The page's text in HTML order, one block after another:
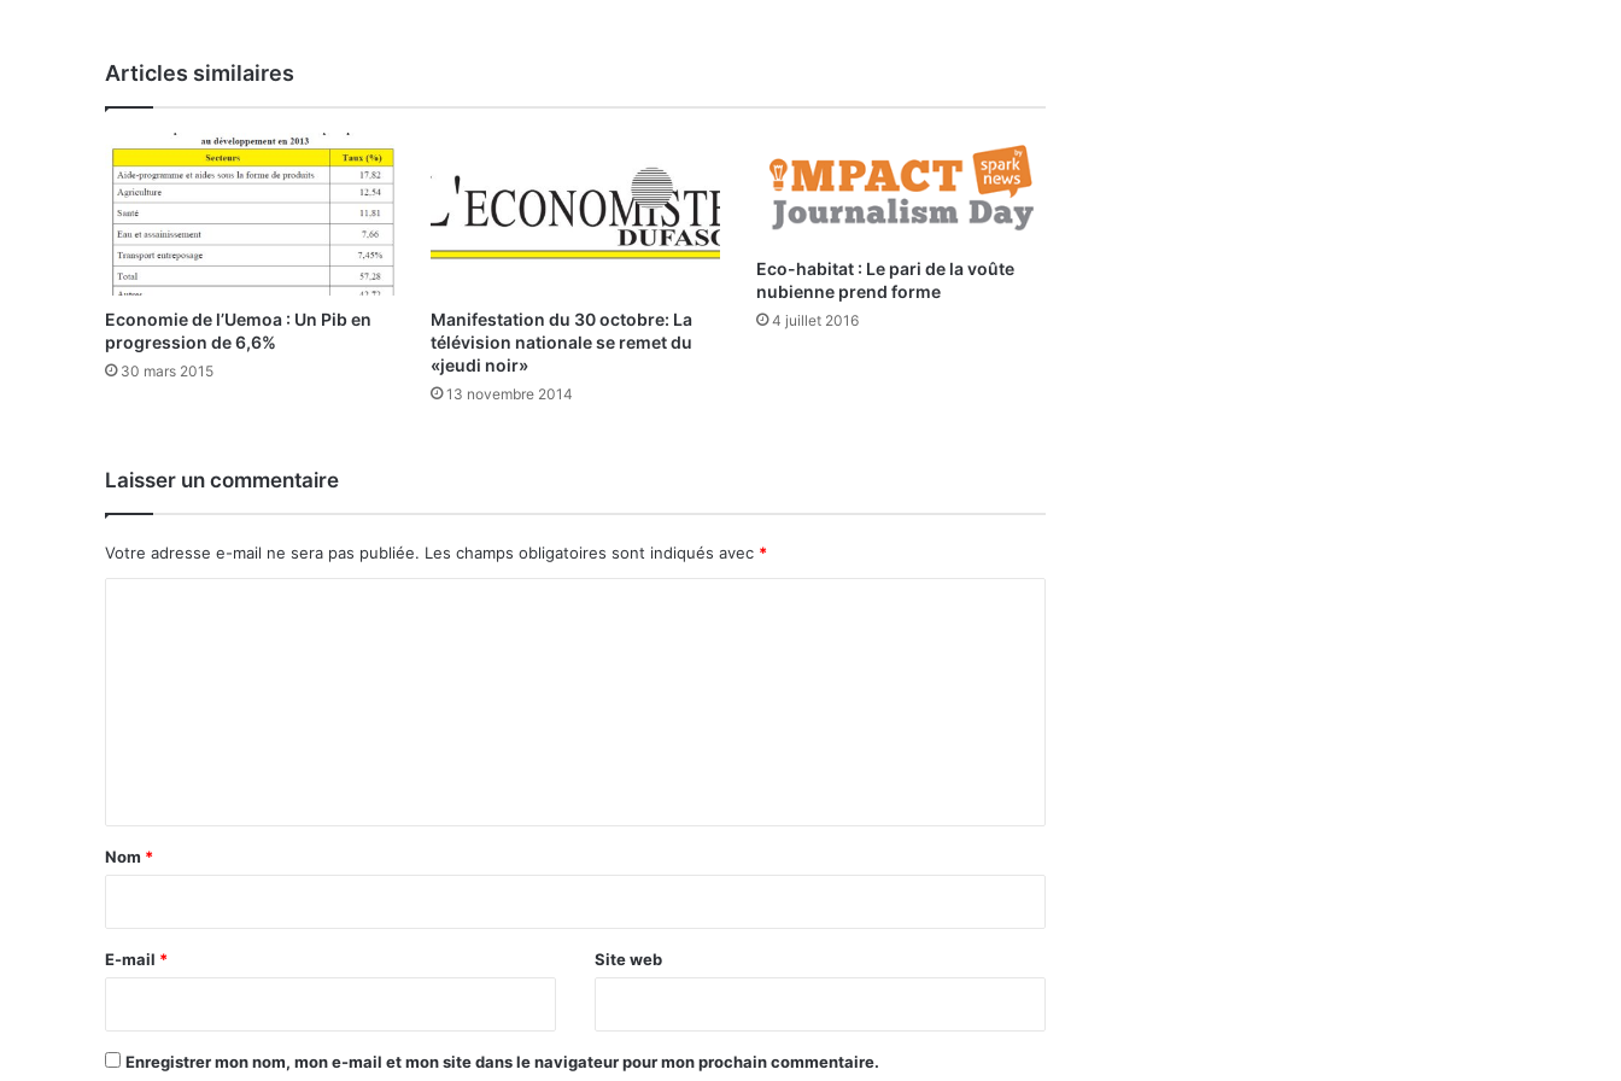
o
e
s
û
e
u
Articles similaires
Economie de l’Uemoa : Un Pib en
progression de 6,6%
30 mars 2015
Manifestation du 30 octobre: La
télévision nationale se remet du
«jeudi noir»
13 novembre 2014
Eco-habitat : Le pari de la voûte
nubienne prend forme
4 juillet 2016
Laisser un commentaire
Votre adresse e-mail ne sera pas publiée. Les champs obligatoires sont indiqués avec *
a
e
Nom *
E-mail * Site web
Enregistrer mon nom, mon e-mail et mon site dans le navigateur pour mon prochain commentaire.